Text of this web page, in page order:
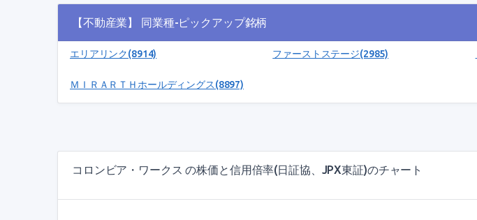
【不動産業】 同業種-ピックアップ銘柄
エリアリンク(8914) ファーストステージ(2985)
ＭＩＲＡＲＴＨホールディングス(8897)
コロンビア・ワークス の株価と信用倍率(日証協、JPX東証)のチャート